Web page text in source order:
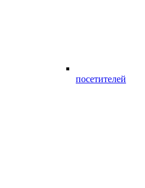
посетителей